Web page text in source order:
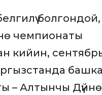
болгондой,
чемпионаты
кийин,
башка
– Алтынчы